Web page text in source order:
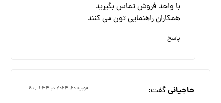
با واحد فروش تماس بگیرید
همکاران راهنمایی تون می کنند
پاسخ
حاجیانیگفت: فوریه ۲۰, ۲۰۲۴ در ۱:۳۴ ب.ظ